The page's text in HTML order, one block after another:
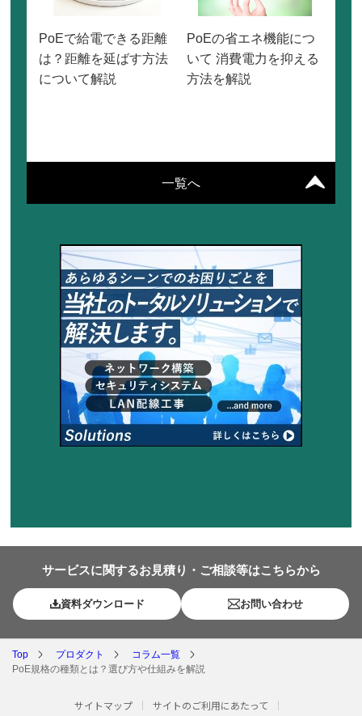
一覧へ
PoEで給電できる距離
は？距離を延ばす方法
について解説
PoEの省エネ機能につ
いて 消費電力を抑える
方法を解説
サービスに関するお見積り・ご相談等はこちらから
資料ダウンロード お問い合わせ
Top プロダクト
コラム一覧
PoE規格の種類とは？選び方や仕組みを解説
サイトマップ
サイトのご利用にあたって